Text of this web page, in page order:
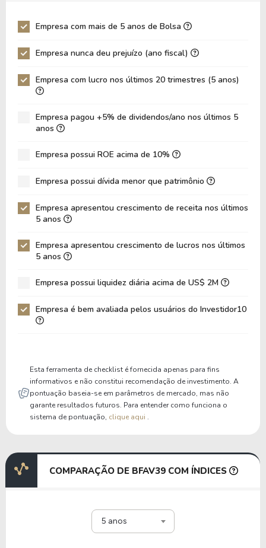
Empresa com mais de 5 anos de Bolsa
Empresa nunca deu prejuízo (ano fiscal)
Empresa com lucro nos últimos 20 trimestres (5 anos)
Empresa pagou +5% de dividendos/ano nos últimos 5
anos
Empresa possui ROE acima de 10%
Empresa possui dívida menor que patrimônio
Empresa apresentou crescimento de receita nos últimos
5 anos
Empresa apresentou crescimento de lucros nos últimos
5 anos
Empresa possui liquidez diária acima de US$ 2M
Empresa é bem avaliada pelos usuários do Investidor10
Esta ferramenta de checklist é fornecida apenas para fins
informativos e não constitui recomendação de investimento. A
pontuação baseia-se em parâmetros de mercado, mas não
garante resultados futuros. Para entender como funciona o
sistema de pontuação, clique aqui .
COMPARAÇÃO DE BFAV39 COM ÍNDICES
5 anos